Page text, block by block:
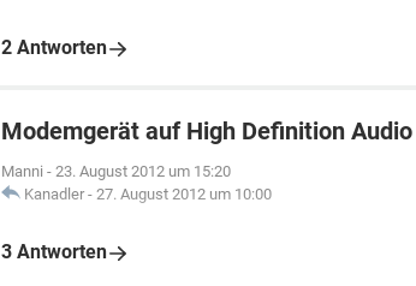
2 Antworten
Modemgerät auf High Definition
Manni - 23. August 2012 um 15:20
Kanadler - 27. August 2012 um 10:00
3 Antworten